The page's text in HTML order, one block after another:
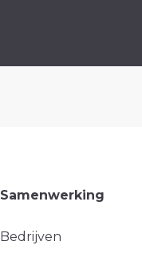
Samenwerking
Bedrijven